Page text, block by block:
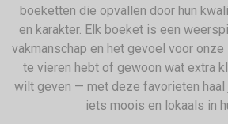
boeketten die opvallen door hun
en karakter. Elk boeket is een
vakmanschap en het gevoel voor
te vieren hebt of gewoon wat extra
wilt geven — met deze favorieten haal
iets moois en lokaals in